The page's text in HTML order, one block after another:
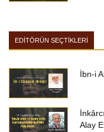
EDİTÖRÜN SEÇTİKLERİ
İbn-i
Alay